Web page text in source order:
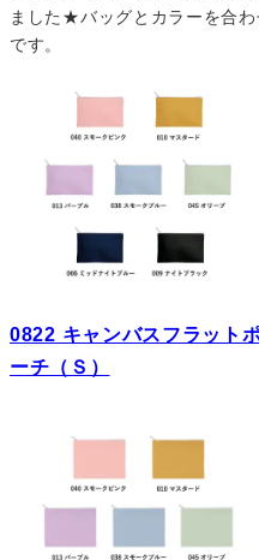
ました★バッグとカラーを合
です。
0822 キャンバスフラット
ーチ（Ｓ）